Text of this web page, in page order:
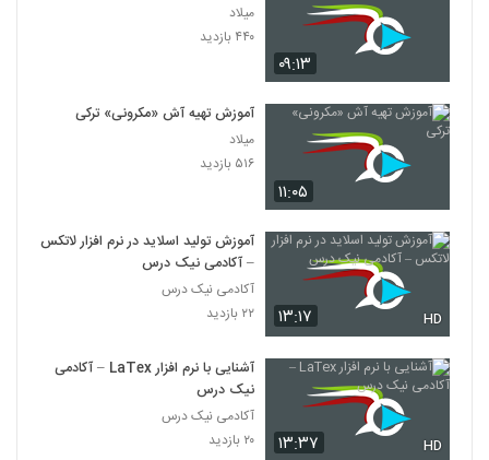
۰۹:۱۳
میلاد
۴۴۰ بازدید
۱۱:۰۵
آموزش تهیه آش «مکرونی» ترکی
میلاد
۵۱۶ بازدید
۱۳:۱۷ HD
آموزش تولید اسلاید در نرم افزار لاتکس
– آکادمی نیک درس
آکادمی نیک درس
۲۲ بازدید
۱۳:۳۷ HD
آشنایی با نرم افزار LaTex – آکادمی
نیک درس
آکادمی نیک درس
۲۰ بازدید